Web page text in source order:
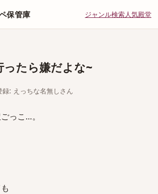
保管庫 ジャンル検索人気殿堂
ったら嫌だよな~
: えっちな名無しさん
っこ…。